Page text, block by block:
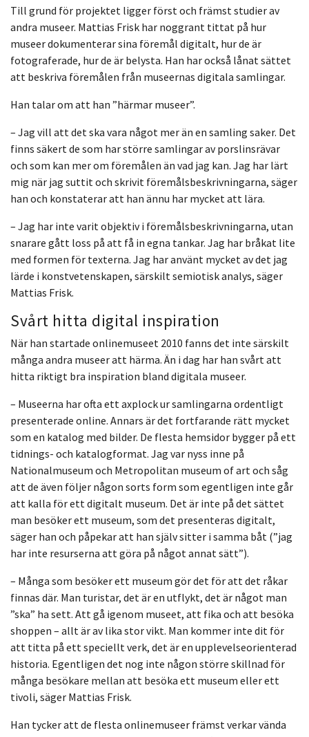
Till grund för projektet ligger först och främst studier av
andra museer. Mattias Frisk har noggrant tittat på hur
museer dokumenterar sina föremål digitalt, hur de är
fotograferade, hur de är belysta. Han har också lånat sättet
att beskriva föremålen från museernas digitala samlingar.
Han talar om att han ”härmar museer”.
– Jag vill att det ska vara något mer än en samling saker. Det
finns säkert de som har större samlingar av porslinsrävar
och som kan mer om föremålen än vad jag kan. Jag har lärt
mig när jag suttit och skrivit föremålsbeskrivningarna, säger
han och konstaterar att han ännu har mycket att lära.
– Jag har inte varit objektiv i föremålsbeskrivningarna, utan
snarare gått loss på att få in egna tankar. Jag har bråkat lite
med formen för texterna. Jag har använt mycket av det jag
lärde i konstvetenskapen, särskilt semiotisk analys, säger
Mattias Frisk.
Svårt hitta digital inspiration
När han startade onlinemuseet 2010 fanns det inte särskilt
många andra museer att härma. Än i dag har han svårt att
hitta riktigt bra inspiration bland digitala museer.
– Museerna har ofta ett axplock ur samlingarna ordentligt
presenterade online. Annars är det fortfarande rätt mycket
som en katalog med bilder. De flesta hemsidor bygger på ett
tidnings- och katalogformat. Jag var nyss inne på
Nationalmuseum och Metropolitan museum of art och såg
att de även följer någon sorts form som egentligen inte går
att kalla för ett digitalt museum. Det är inte på det sättet
man besöker ett museum, som det presenteras digitalt,
säger han och påpekar att han själv sitter i samma båt (”jag
har inte resurserna att göra på något annat sätt”).
– Många som besöker ett museum gör det för att det råkar
finnas där. Man turistar, det är en utflykt, det är något man
”ska” ha sett. Att gå igenom museet, att fika och att besöka
shoppen – allt är av lika stor vikt. Man kommer inte dit för
att titta på ett speciellt verk, det är en upplevelseorienterad
historia. Egentligen det nog inte någon större skillnad för
många besökare mellan att besöka ett museum eller ett
tivoli, säger Mattias Frisk.
Han tycker att de flesta onlinemuseer främst verkar vända